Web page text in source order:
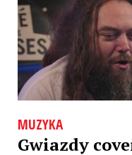
MUZYKA
Gwiazdy